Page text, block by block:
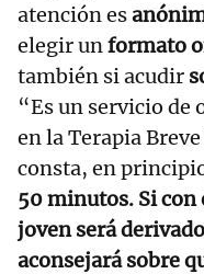
atención es
elegir unformato
también si acudir
“Es un servicio de
en la Terapia
consta, en
50 minutos. Si con
joven será
aconsejará sobre